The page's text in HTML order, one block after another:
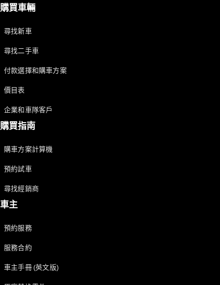
購買車輛
尋找新車
尋找二手車
付款選擇和購車方案
價目表
企業和車隊客戶
購買指南
購車方案計算機
預約試車
尋找經銷商
車主
預約服務
服務合約
車主手冊 (英文版)